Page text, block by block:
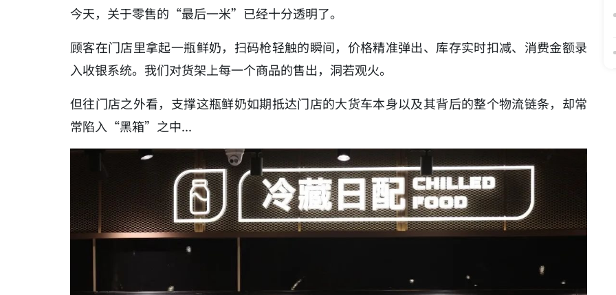
今天，关于零售的“最后一米”已经十分透明了。
顾客在门店里拿起一瓶鲜奶，扫码枪轻触的瞬间，价格精准弹出、库存实时扣减、消费金额录
入收银系统。我们对货架上每一个商品的售出，洞若观火。
但往门店之外看，支撑这瓶鲜奶如期抵达门店的大货车本身以及其背后的整个物流链条，却常
常陷入“黑箱”之中...